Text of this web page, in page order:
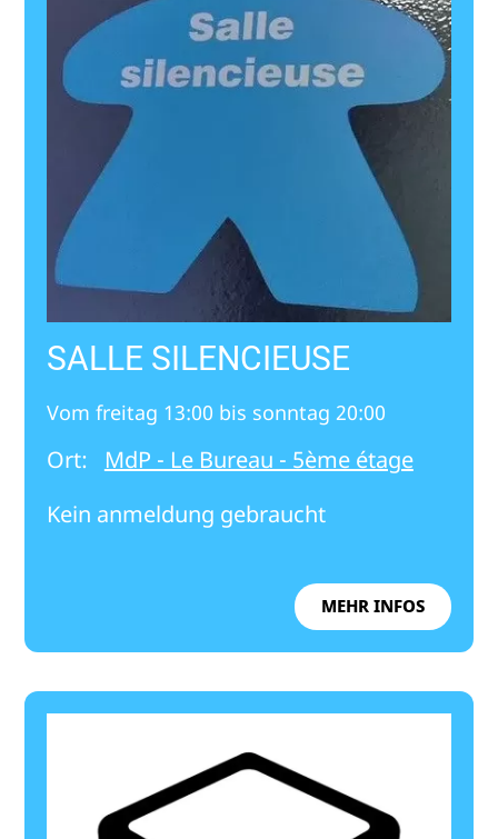
SALLE SILENCIEUSE
Vom freitag 13:00 bis sonntag 20:00
Ort:
MdP - Le Bureau - 5ème étage
Kein anmeldung gebraucht
MEHR INFOS